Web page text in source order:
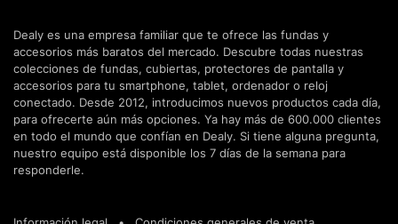
Dealy es una empresa familiar que te ofrece las fundas y
accesorios más baratos del mercado. Descubre todas nuestras
colecciones de fundas, cubiertas, protectores de pantalla y
accesorios para tu smartphone, tablet, ordenador o reloj
conectado. Desde 2012, introducimos nuevos productos cada día,
para ofrecerte aún más opciones. Ya hay más de 600.000 clientes
en todo el mundo que confían en Dealy. Si tiene alguna pregunta,
nuestro equipo está disponible los 7 días de la semana para
responderle.